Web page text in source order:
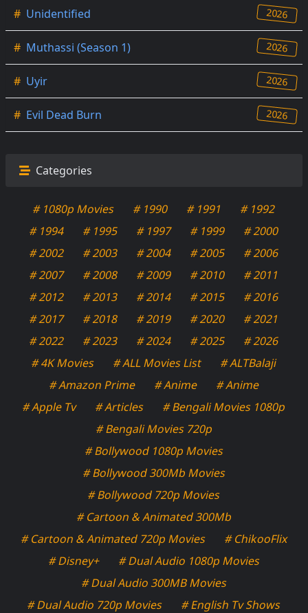
# Unidentified 2026
# Muthassi (Season 1) 2026
# Uyir 2026
# Evil Dead Burn 2026
Categories
# 1080p Movies # 1990 # 1991
# 1992
# 1994
# 1995 # 1997 # 1999
# 2000
# 2002
# 2003 # 2004 # 2005
# 2006
# 2007
# 2008 # 2009 # 2010
# 2011
# 2012
# 2013 # 2014 # 2015
# 2016
# 2017
# 2018 # 2019 # 2020
# 2021
# 2022
# 2023 # 2024 # 2025
# 2026
# 4K Movies
# ALL Movies List
# ALTBalaji
# Amazon Prime
# Anime
# Anime
# Apple Tv
# Articles
# Bengali Movies 1080p
# Bengali Movies 720p
# Bollywood 1080p Movies
# Bollywood 300Mb Movies
# Bollywood 720p Movies
# Cartoon & Animated 300Mb
# Cartoon & Animated 720p Movies
# ChikooFlix
# Disney+
# Dual Audio 1080p Movies
# Dual Audio 300MB Movies
# Dual Audio 720p Movies
# English Tv Shows